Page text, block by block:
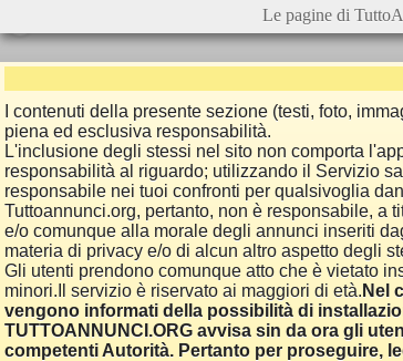
I contenuti della presente sezione (testi, foto,
piena ed esclusiva responsabilità.
L'inclusione degli stessi nel sito non comporta
responsabilità al riguardo; utilizzando il Servizio
responsabile nei tuoi confronti per qualsivoglia
Tuttoannunci.org, pertanto, non è responsabile, a
e/o comunque alla morale degli annunci inseriti
materia di privacy e/o di alcun altro aspetto degli
Gli utenti prendono comunque atto che è vietato
minori.Il servizio è riservato ai maggiori di età. Nel
vengono informati della possibilità di
TUTTOANNUNCI.ORG avvisa sin da ora gli
competenti Autorità. Pertanto per proseguire,
Le pagine di